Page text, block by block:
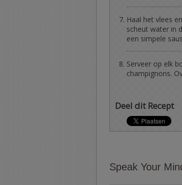
Haal het vlees
scheut water in
een simpele
Serveer op elk
champignons.
Deel dit Recept
Speak Your